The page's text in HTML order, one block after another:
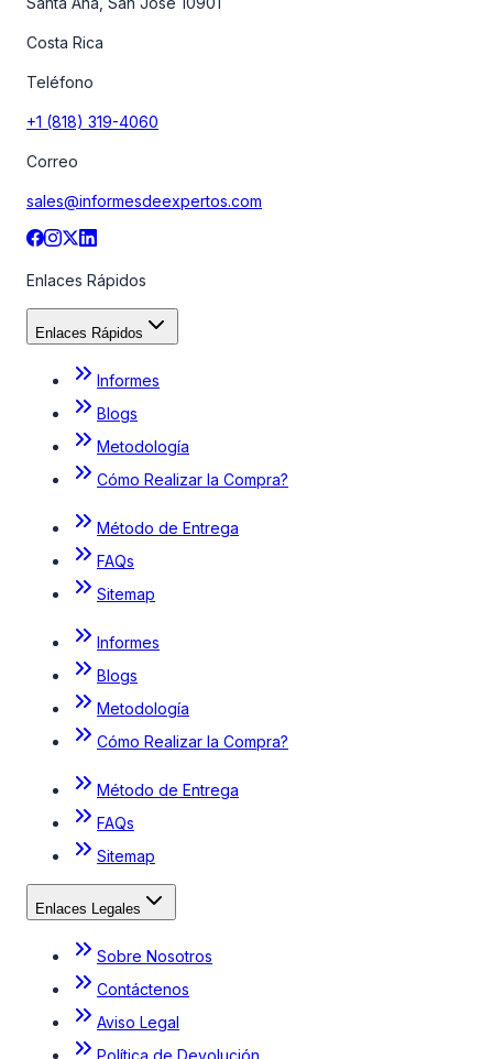
Costa Rica
Teléfono
+1 (818) 319-4060
Correo
sales@informesdeexpertos.com
Enlaces Rápidos
Enlaces Rápidos
Informes
Blogs
Metodología
Cómo Realizar la Compra?
Método de Entrega
FAQs
Sitemap
Informes
Blogs
Metodología
Cómo Realizar la Compra?
Método de Entrega
FAQs
Sitemap
Enlaces Legales
Sobre Nosotros
Contáctenos
Aviso Legal